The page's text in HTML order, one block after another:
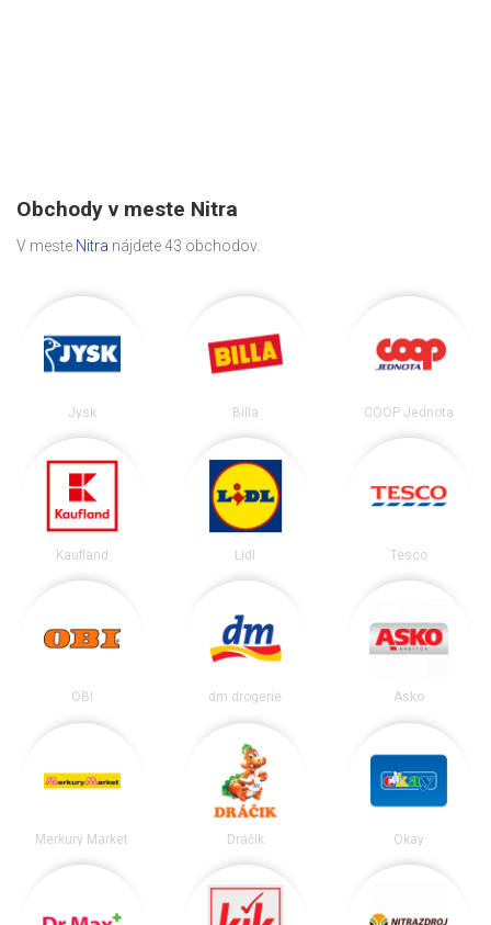
Obchody v meste Nitra
V meste Nitra nájdete 43 obchodov.
Jysk Billa COOP Jednota
Kaufland Lidl Tesco
OBI dm drogerie Asko
Merkury Market Dráčik Okay